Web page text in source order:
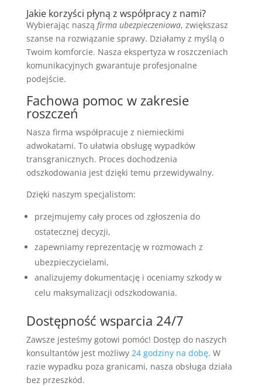
Jakie korzyści płyną z współpracy z nami?
Wybierając naszą firma ubezpieczeniowa, zwiększasz
szanse na rozwiązanie sprawy. Działamy z myślą o
Twoim komforcie. Nasza ekspertyza w roszczeniach
komunikacyjnych gwarantuje profesjonalne
podejście.
Fachowa pomoc w zakresie
roszczeń
Nasza firma współpracuje z niemieckimi
adwokatami. To ułatwia obsługę wypadków
transgranicznych. Proces dochodzenia
odszkodowania jest dzięki temu przewidywalny.
Dzięki naszym specjalistom:
przejmujemy cały proces od zgłoszenia do
ostatecznej decyzji,
zapewniamy reprezentację w rozmowach z
ubezpieczycielami,
analizujemy dokumentację i oceniamy szkody w
celu maksymalizacji odszkodowania.
Dostępność wsparcia 24/7
Zawsze jesteśmy gotowi pomóc! Dostęp do naszych
konsultantów jest możliwy 24 godziny na dobę. W
razie wypadku poza granicami, nasza obsługa działa
bez przeszkód.